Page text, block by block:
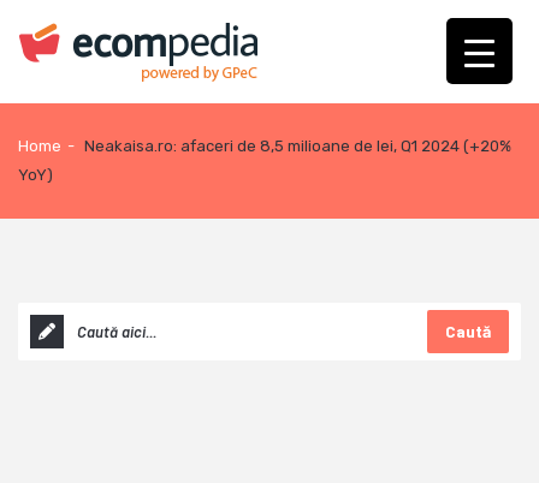
Home - Neakaisa.ro: afaceri de 8,5 milioane de lei, Q1 2024 (+20%
YoY)
Caută